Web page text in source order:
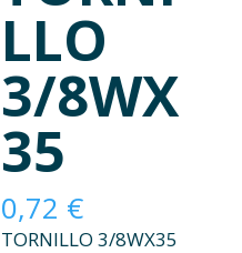
LLO
3/8WX
35
0,72 €
TORNILLO 3/8WX35